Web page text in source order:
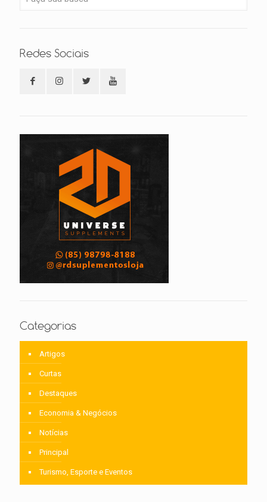
Redes Sociais
Categorias
Artigos
Curtas
Destaques
Economia & Negócios
Notícias
Principal
Turismo, Esporte e Eventos